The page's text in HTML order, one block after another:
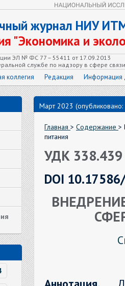
журнал НИУ
"Экономика и
ЭЛ № ФС 77 – 55411 от 17.09.2013
службе по надзору в сфере
коллегия Редакция Информация
Март 2023
Главная > Содержание >
питания
УДК 338.439
DOI